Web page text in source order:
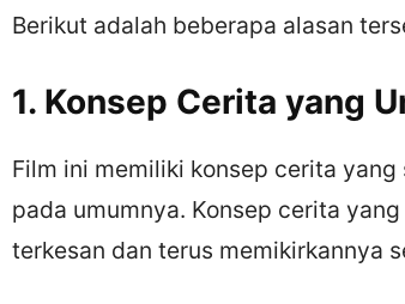
Berikut adalah beberapa alasan
1. Konsep Cerita yang
Film ini memiliki konsep cerita
pada umumnya. Konsep cerita
terkesan dan terus memikirkannya